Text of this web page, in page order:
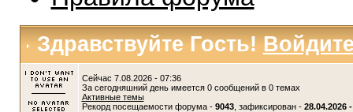
Здравствуйте Гость!
Сейчас 7.08.2026 - 07:36
За сегодняшний день имеется 0 сообщений в 0 темах
Активные темы
Рекорд посещаемости форума - 9043, зафиксирован - 28.04.2026